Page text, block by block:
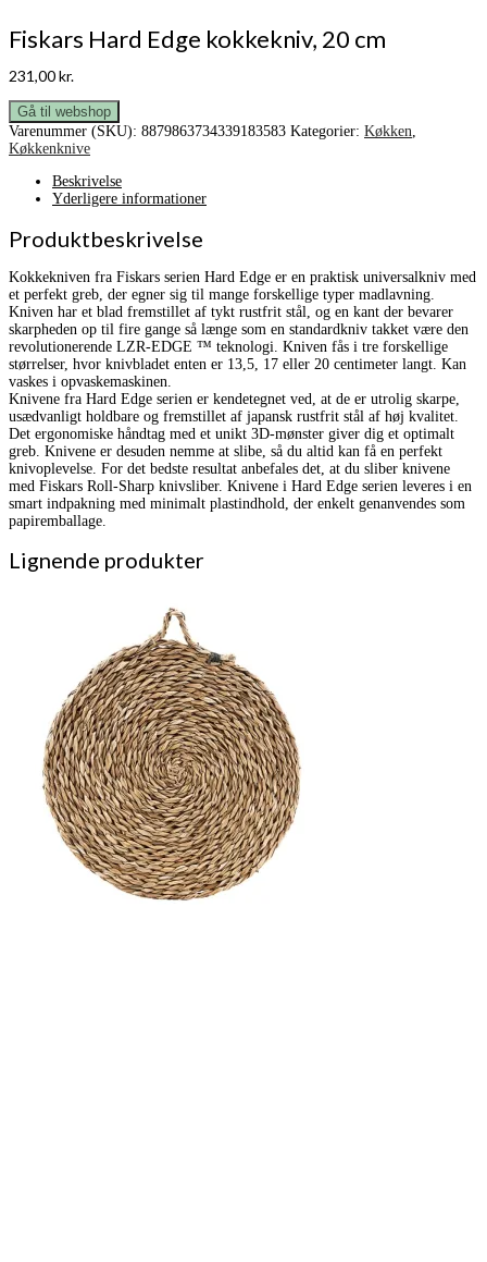
Fiskars Hard Edge kokkekniv, 20 cm
231,00kr.
Gå til webshop
Varenummer (SKU): 8879863734339183583 Kategorier: Køkken,
Køkkenknive
Beskrivelse
Yderligere informationer
Produktbeskrivelse
Kokkekniven fra Fiskars serien Hard Edge er en praktisk universalkniv med
et perfekt greb, der egner sig til mange forskellige typer madlavning.
Kniven har et blad fremstillet af tykt rustfrit stål, og en kant der bevarer
skarpheden op til fire gange så længe som en standardkniv takket være den
revolutionerende LZR-EDGE ™ teknologi. Kniven fås i tre forskellige
størrelser, hvor knivbladet enten er 13,5, 17 eller 20 centimeter langt. Kan
vaskes i opvaskemaskinen.
Knivene fra Hard Edge serien er kendetegnet ved, at de er utrolig skarpe,
usædvanligt holdbare og fremstillet af japansk rustfrit stål af høj kvalitet.
Det ergonomiske håndtag med et unikt 3D-mønster giver dig et optimalt
greb. Knivene er desuden nemme at slibe, så du altid kan få en perfekt
knivoplevelse. For det bedste resultat anbefales det, at du sliber knivene
med Fiskars Roll-Sharp knivsliber. Knivene i Hard Edge serien leveres i en
smart indpakning med minimalt plastindhold, der enkelt genanvendes som
papiremballage.
Lignende produkter